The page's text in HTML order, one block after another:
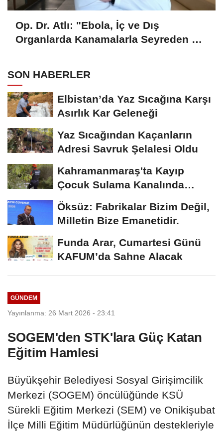
Op. Dr. Atlı: "Ebola, İç ve Dış
Organlarda Kanamalarla Seyreden Bir
SON HABERLER
Elbistan’da Yaz Sıcağına Karşı
Asırlık Kar Geleneği
Yaz Sıcağından Kaçanların
Adresi Savruk Şelalesi Oldu
Kahramanmaraş'ta Kayıp
Çocuk Sulama Kanalında
Bulundu
Öksüz: Fabrikalar Bizim Değil,
Milletin Bize Emanetidir.
Funda Arar, Cumartesi Günü
KAFUM’da Sahne Alacak
GÜNDEM
Yayınlanma: 26 Mart 2026 - 23:41
SOGEM'den STK'lara Güç Katan
Eğitim Hamlesi
Büyükşehir Belediyesi Sosyal Girişimcilik
Merkezi (SOGEM) öncülüğünde KSÜ
Sürekli Eğitim Merkezi (SEM) ve Onikişubat
İlçe Milli Eğitim Müdürlüğünün destekleriyle